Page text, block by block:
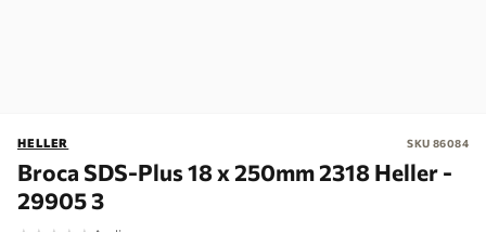
HELLER SKU 86084
Broca SDS-Plus 18 x 250mm 2318 Heller -
29905 3